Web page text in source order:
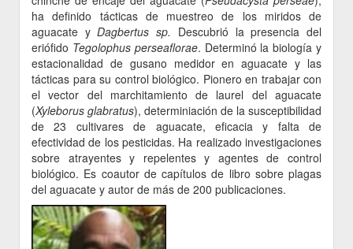
ha definido tácticas de muestreo de los miridos de
aguacate yDagbertus sp. Descubrió la presencia del
eriófido Tegolophus perseaflorae. Determinó la biología y
estacionalidad de gusano medidor en aguacate y las
tácticas para su control biológico. Pionero en trabajar con
el vector del marchitamiento de laurel del aguacate
(Xyleborus glabratus), determiniación de la susceptibilidad
de 23 cultivares de aguacate, eficacia y falta de
efectividad de los pesticidas. Ha realizado investigaciones
sobre atrayentes y repelentes y agentes de control
biológico. Es coautor de capítulos de libro sobre plagas
del aguacate y autor de más de 200 publicaciones.